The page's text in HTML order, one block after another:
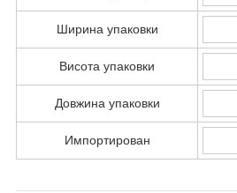
Ширина упаковки
Висота упаковки
Довжина упаковки
Импортирован